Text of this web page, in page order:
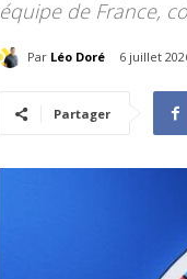
équipe de France,
Par Léo Doré 6 juillet
Partager